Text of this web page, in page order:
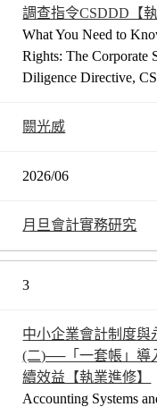
調查指令CSDDD【執
What You Need to
Rights: The Corporate
Diligence Directive,
闕光威
2026/06
月旦會計實務研究
3
中小企業會計制度與
(二)──「一套帳」導
續效益【執業進修】
Accounting Systems